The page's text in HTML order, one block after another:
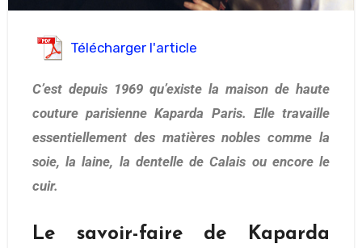
Télécharger l'article
C’est depuis 1969 qu’existe la maison de haute
couture parisienne Kaparda Paris. Elle travaille
essentiellement des matières nobles comme la
soie, la laine, la dentelle de Calais ou encore le
cuir.
Le savoir-faire de Kaparda